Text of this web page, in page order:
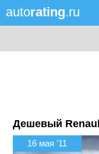
autorating.ru
Дешевый
16 мая '11